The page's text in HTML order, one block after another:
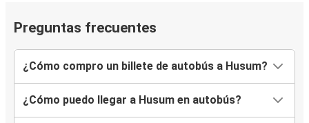
Preguntas frecuentes
¿Cómo compro un billete de autobús a Husum?
¿Cómo puedo llegar a Husum en autobús?